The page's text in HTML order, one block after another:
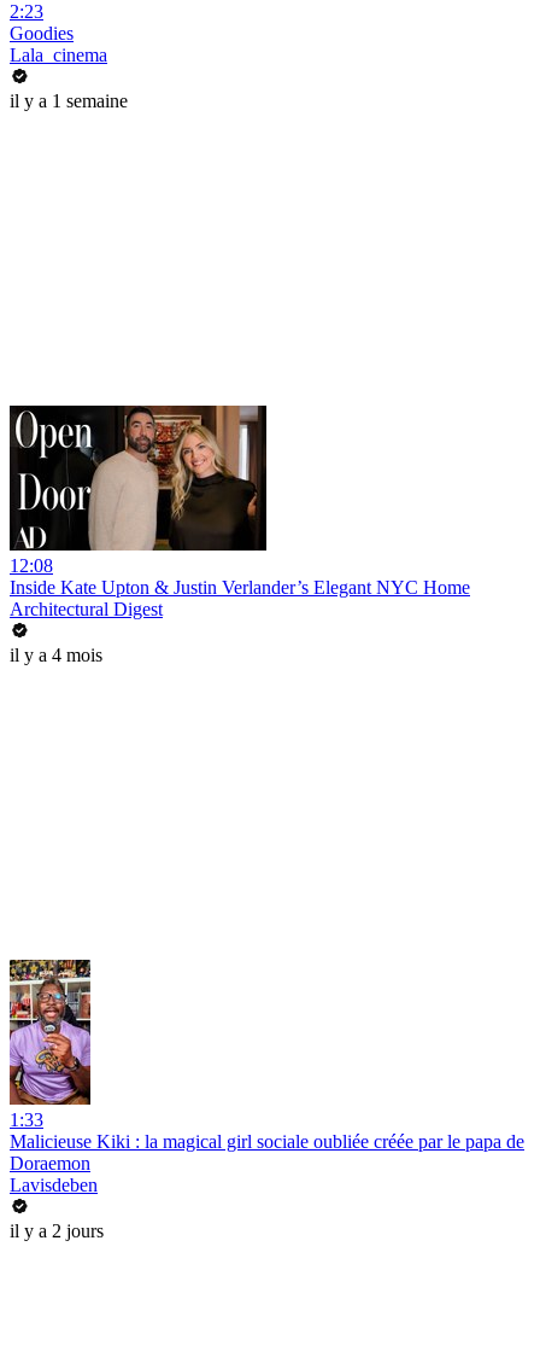
2:23
Goodies
Lala_cinema
il y a 1 semaine
12:08
Inside Kate Upton & Justin Verlander’s Elegant NYC Home
Architectural Digest
il y a 4 mois
1:33
Malicieuse Kiki : la magical girl sociale oubliée créée par le papa de
Doraemon
Lavisdeben
il y a 2 jours